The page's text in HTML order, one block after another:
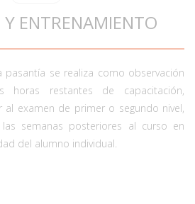
Y ENTRENAMIENTO
se realiza como observación
horas restantes de capacitación,
al examen de primer o segundo nivel,
semanas posteriores al curso en
del alumno individual.